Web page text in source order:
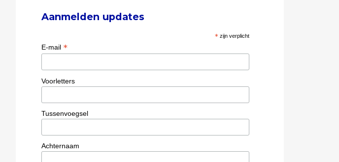
Aanmelden updates
* zijn verplicht
E-mail *
Voorletters
Tussenvoegsel
Achternaam